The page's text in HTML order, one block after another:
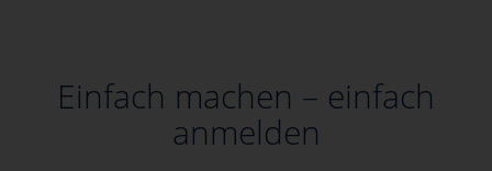
Einfach machen – einfach
anmelden